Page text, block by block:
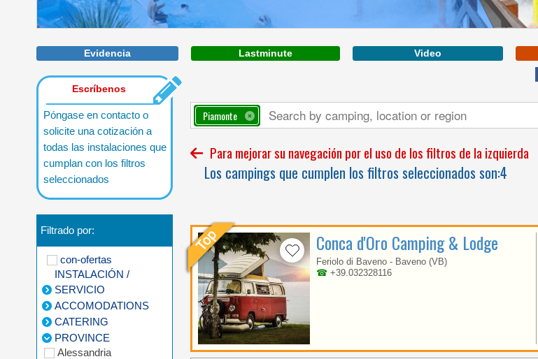
Evidencia Lastminute Video
Escríbenos
Póngase en contacto o
solicite una cotización a
todas las instalaciones que
cumplan con los filtros
seleccionados
Filtrado por:
con-ofertas
INSTALACIÓN /
SERVICIO
ACCOMODATIONS
CATERING
PROVINCE
Alessandria
Piamonte
Para mejorar su navegación por el uso de los filtros de la izquierda
Los campings que cumplen los filtros seleccionados son:4
Conca d'Oro Camping & Lodge
Feriolo di Baveno - Baveno (VB)
☎ +39.032328116
OUR
IDEAL